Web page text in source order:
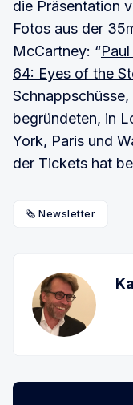
die Präsentation
Fotos aus der
McCartney: “
64: Eyes of the
Schnappschüsse,
begründeten, in
York, Paris und
der Tickets hat
🗞️ Newsletter